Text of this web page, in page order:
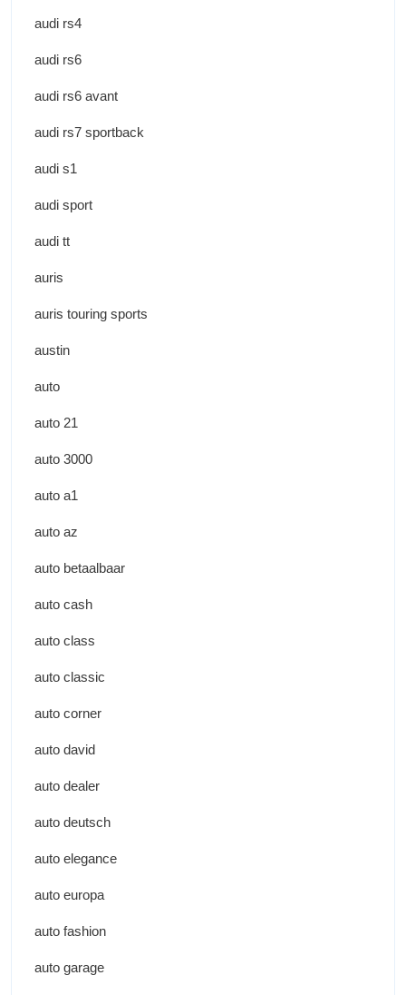
audi rs4
audi rs6
audi rs6 avant
audi rs7 sportback
audi s1
audi sport
audi tt
auris
auris touring sports
austin
auto
auto 21
auto 3000
auto a1
auto az
auto betaalbaar
auto cash
auto class
auto classic
auto corner
auto david
auto dealer
auto deutsch
auto elegance
auto europa
auto fashion
auto garage